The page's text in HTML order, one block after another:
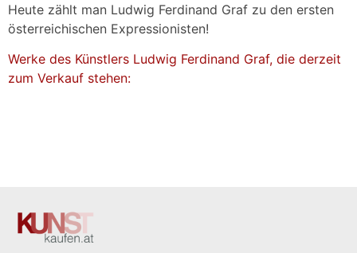
Heute zählt man Ludwig Ferdinand Graf zu den ersten
österreichischen Expressionisten!
Werke des Künstlers Ludwig Ferdinand Graf, die derzeit
zum Verkauf stehen: